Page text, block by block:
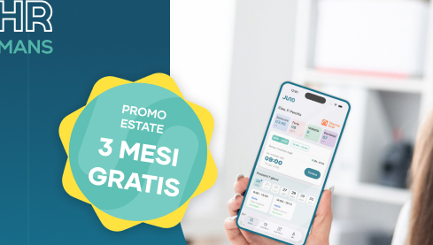
è ripetuta, cercando sempre di migliorarsi, fino ad
È un appuntamento che richiama sempre più
crescente di famiglie”, ha spiegato Cavicchioli.
malati e con loro le necessità. Cresce quindi il bisogno
le proprie barche private, ci permettono di
con Sla, ma anche i loro familiari, offrendo a tutti
ha concluso.